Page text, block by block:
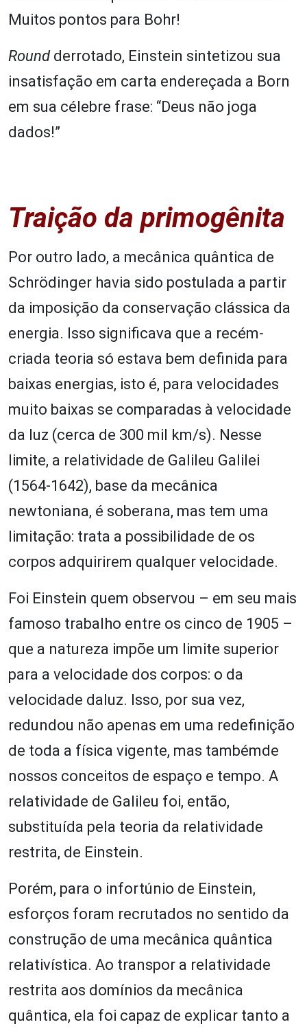
Muitos pontos para Bohr!
Roundderrotado, Einstein sintetizou sua
insatisfação em carta endereçada a Born
em sua célebre frase: “Deus não joga
dados!”
Traição da primogênita
Por outro lado, a mecânica quântica de
Schrödinger havia sido postulada a partir
da imposição da conservação clássica da
energia. Isso significava que a recém-
criada teoria só estava bem definida para
baixas energias, isto é, para velocidades
muito baixas se comparadas à velocidade
da luz (cerca de 300 mil km/s). Nesse
limite, a relatividade de Galileu Galilei
(1564-1642), base da mecânica
newtoniana, é soberana, mas tem uma
limitação: trata a possibilidade de os
corpos adquirirem qualquer velocidade.
Foi Einstein quem observou – em seu mais
famoso trabalho entre os cinco de 1905 –
que a natureza impõe um limite superior
para a velocidade dos corpos: o da
velocidade daluz. Isso, por sua vez,
redundou não apenas em uma redefinição
de toda a física vigente, mas tambémde
nossos conceitos de espaço e tempo. A
relatividade de Galileu foi, então,
substituída pela teoria da relatividade
restrita, de Einstein.
Porém, para o infortúnio de Einstein,
esforços foram recrutados no sentido da
construção de uma mecânica quântica
relativística. Ao transpor a relatividade
restrita aos domínios da mecânica
quântica, ela foi capaz de explicar tanto a